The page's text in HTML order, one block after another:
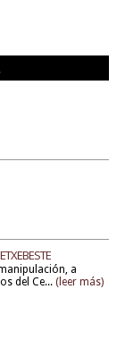
a
del Ce... (leer más)